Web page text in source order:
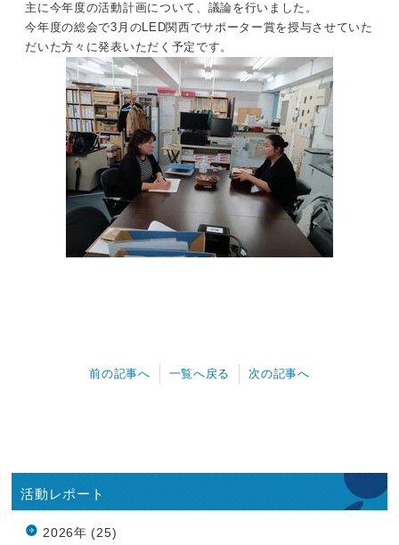
主に今年度の活動計画について、議論を行いました。
今年度の総会で3月のLED関西でサポーター賞を授与させていた
だいた方々に発表いただく予定です。
前の記事へ 一覧へ戻る 次の記事へ
活動レポート
2026年 (25)